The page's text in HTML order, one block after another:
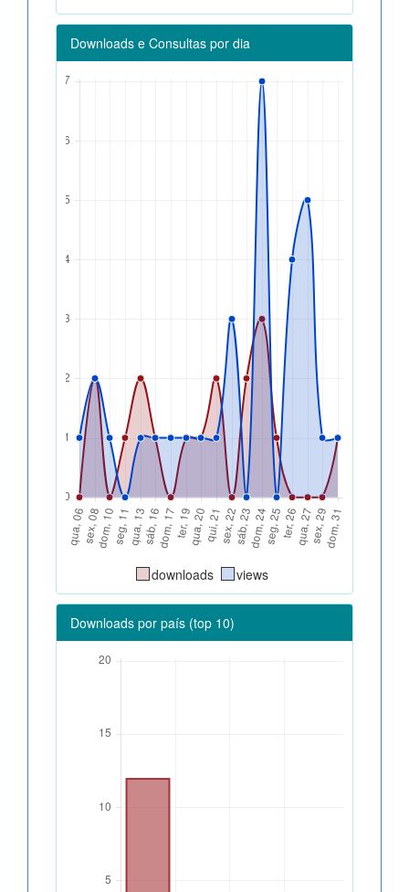
Downloads e Consultas por dia
downloads views
Downloads por país (top 10)